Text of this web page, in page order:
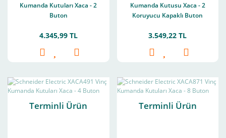
Kumanda Kutuları Xaca - 2
Buton
4.345,99 TL
Kumanda Kutusu Xaca - 2
Koruyucu Kapaklı Buton
3.549,22 TL
Terminli Ürün Terminli Ürün